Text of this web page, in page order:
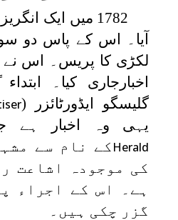
1782 میں ایک
آیا۔ اس کے پاس دو سو
لکڑی کا پریس۔ اس نے
اخبارجاری کیا۔
گلیسگو ایڈورٹائزر (
یہی وہ اخبار ہے
Heraldکے نام سے
کی موجودہ اشاعت
ہے۔ اس کے اجراء
گزر چکی ہیں۔